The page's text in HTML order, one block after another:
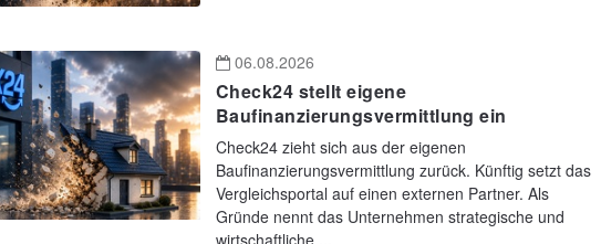
06.08.2026
Check24 stellt eigene
Baufinanzierungsvermittlung ein
Check24 zieht sich aus der eigenen
Baufinanzierungsvermittlung zurück. Künftig setzt das
Vergleichsportal auf einen externen Partner. Als
Gründe nennt das Unternehmen strategische und
wirtschaftliche ...